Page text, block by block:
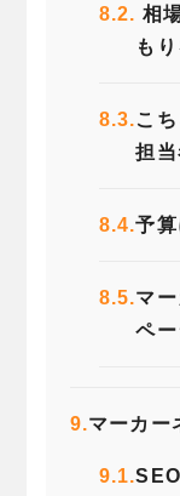
8.2. 相
も
8.3.こ
担
8.4.予算
8.5.マ
ペー
9.マーカー
9.1.